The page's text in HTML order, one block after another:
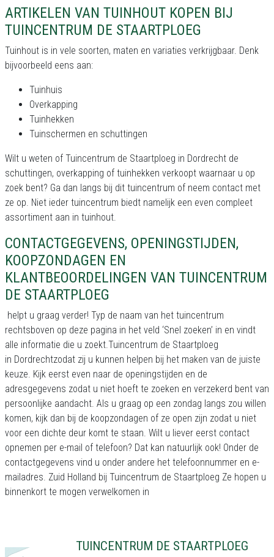
ARTIKELEN VAN TUINHOUT KOPEN BIJ
TUINCENTRUM DE STAARTPLOEG
Tuinhout is in vele soorten, maten en variaties verkrijgbaar. Denk
bijvoorbeeld eens aan:
Tuinhuis
Overkapping
Tuinhekken
Tuinschermen en schuttingen
Wilt u weten of Tuincentrum de Staartploeg in Dordrecht de
schuttingen, overkapping of tuinhekken verkoopt waarnaar u op
zoek bent? Ga dan langs bij dit tuincentrum of neem contact met
ze op. Niet ieder tuincentrum biedt namelijk een even compleet
assortiment aan in tuinhout.
CONTACTGEGEVENS, OPENINGSTIJDEN,
KOOPZONDAGEN EN
KLANTBEOORDELINGEN VAN TUINCENTRUM
DE STAARTPLOEG
helpt u graag verder! Typ de naam van het tuincentrum
rechtsboven op deze pagina in het veld ‘Snel zoeken’ in en vindt
alle informatie die u zoekt.Tuincentrum de Staartploeg
in Dordrechtzodat zij u kunnen helpen bij het maken van de juiste
keuze. Kijk eerst even naar de openingstijden en de
adresgegevens zodat u niet hoeft te zoeken en verzekerd bent van
persoonlijke aandacht. Als u graag op een zondag langs zou willen
komen, kijk dan bij de koopzondagen of ze open zijn zodat u niet
voor een dichte deur komt te staan. Wilt u liever eerst contact
opnemen per e-mail of telefoon? Dat kan natuurlijk ook! Onder de
contactgegevens vind u onder andere het telefoonnummer en e-
mailadres. Zuid Holland bij Tuincentrum de Staartploeg Ze hopen u
binnenkort te mogen verwelkomen in
TUINCENTRUM DE STAARTPLOEG